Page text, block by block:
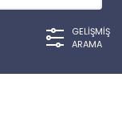
GELIŞMIŞ
ARAMA